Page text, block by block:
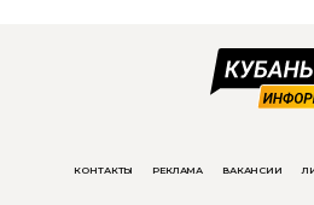
КОНТАКТЫ РЕКЛАМА ВАКАНСИИ